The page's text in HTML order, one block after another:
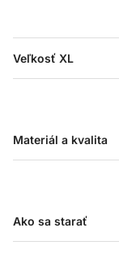
Veľkosť XL
Materiál a kvalita
Ako sa starať